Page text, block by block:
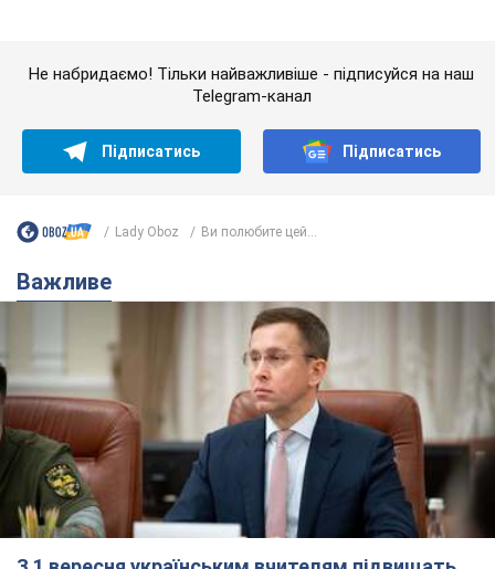
Важливе
З 1 вересня українським вчителям підвищать
зарплати: Корецький розкрив деталі
Одночасно з підвищенням зарплат педагогам уряд
анонсував збільшення студентських стипендій
7.08.2026 00:29
Скільки балістичних ракет
українська ППО перехопила в липні: у